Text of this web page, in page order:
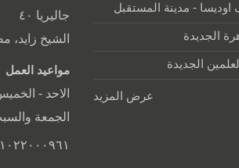
- مدينة المستقبل
الجديدة
الجديدة
عرض المزيد
جاليريا ٤٠
الشيخ زايد،
مواعيد العمل
الاحد - الخميس : ١٠ صباحاً -
الجمعة
٠١٠٢٢٠٠٠٩٦١ -